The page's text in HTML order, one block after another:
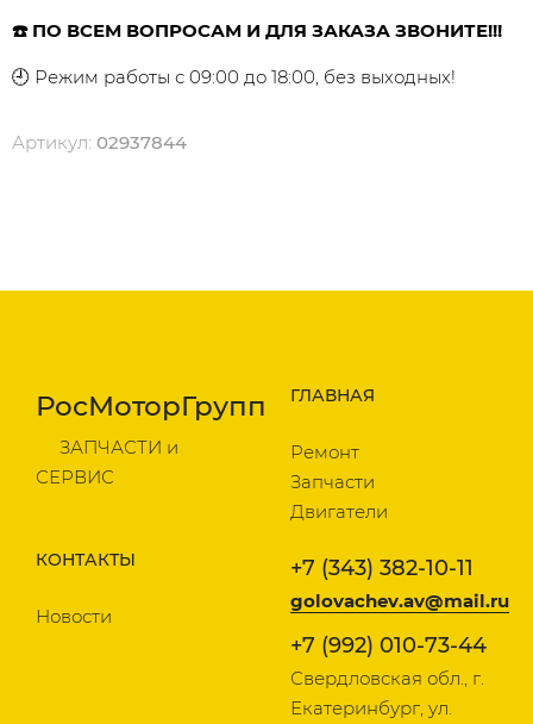
☎️ ПО ВСЕМ ВОПРОСАМ И ДЛЯ ЗАКАЗА ЗВОНИТЕ!!!
🕘 Режим работы с 09:00 до 18:00, без выходных!
Артикул: 02937844
РосМоторГрупп
ЗАПЧАСТИ и
СЕРВИС
ГЛАВНАЯ
Ремонт
Запчасти
Двигатели
КОНТАКТЫ
Новости
+7 (343) 382-10-11
golovachev.av@mail.ru
+7 (992) 010-73-44
Свердловская обл., г.
Екатеринбург, ул.